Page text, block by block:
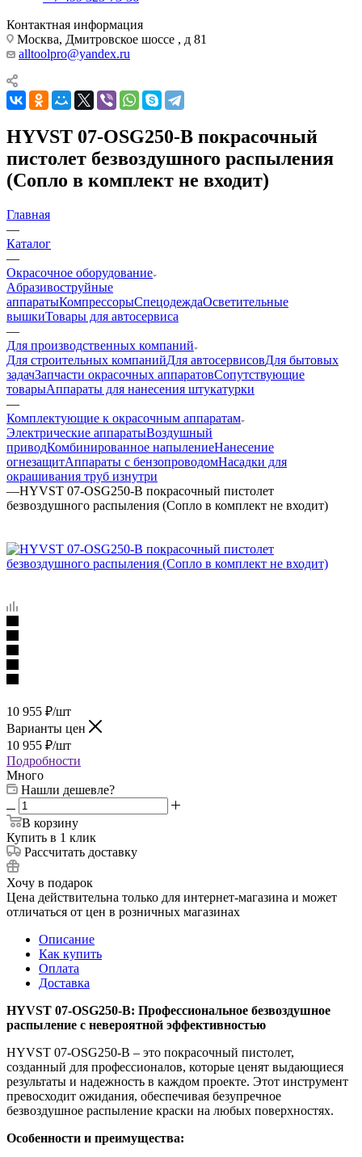
Контактная информация
Москва, Дмитровское шоссе , д 81
alltoolpro@yandex.ru
HYVST 07-OSG250-B покрасочный
пистолет безвоздушного распыления
(Сопло в комплект не входит)
Главная
—
Каталог
—
Окрасочное оборудование
Aбразивоструйные
аппаратыКомпрессорыСпецодеждаОсветительные
вышкиТовары для автосервиса
—
Для производственных компаний
Для строительных компанийДля автосервисовДля бытовых
задачЗапчасти окрасочных аппаратовСопутствующие
товарыАппараты для нанесения штукатурки
—
Комплектующие к окрасочным аппаратам
Электрические аппаратыВоздушный
приводКомбинированное напылениеНанесение
огнезащитАппараты с бензопроводомНасадки для
окрашивания труб изнутри
—HYVST 07-OSG250-B покрасочный пистолет
безвоздушного распыления (Сопло в комплект не входит)
10 955 ₽/шт
Варианты цен
10 955 ₽/шт
Подробности
Много
Нашли дешевле?
В корзину
Купить в 1 клик
Рассчитать доставку
Хочу в подарок
Цена действительна только для интернет-магазина и может
отличаться от цен в розничных магазинах
Описание
Как купить
Оплата
Доставка
HYVST 07-OSG250-B: Профессиональное безвоздушное
распыление с невероятной эффективностью
HYVST 07-OSG250-B – это покрасочный пистолет,
созданный для профессионалов, которые ценят выдающиеся
результаты и надежность в каждом проекте. Этот инструмент
превосходит ожидания, обеспечивая безупречное
безвоздушное распыление краски на любых поверхностях.
Особенности и преимущества: